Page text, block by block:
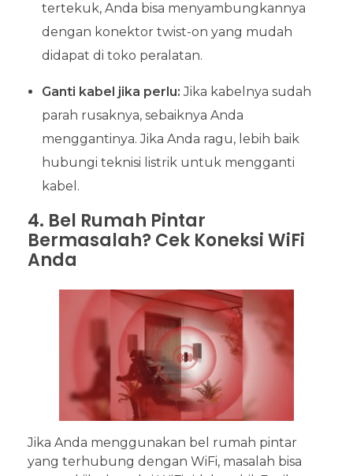
tertekuk, Anda bisa menyambungkannya
dengan konektor twist-on yang mudah
didapat di toko peralatan.
Ganti kabel jika perlu: Jika kabelnya sudah
parah rusaknya, sebaiknya Anda
menggantinya. Jika Anda ragu, lebih baik
hubungi teknisi listrik untuk mengganti
kabel.
4. Bel Rumah Pintar
Bermasalah? Cek Koneksi WiFi
Anda
Jika Anda menggunakan bel rumah pintar
yang terhubung dengan WiFi, masalah bisa